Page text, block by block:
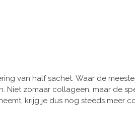
van half sachet. Waar de
Niet zomaar collageen, maar de
krijg je dus nog steeds meer